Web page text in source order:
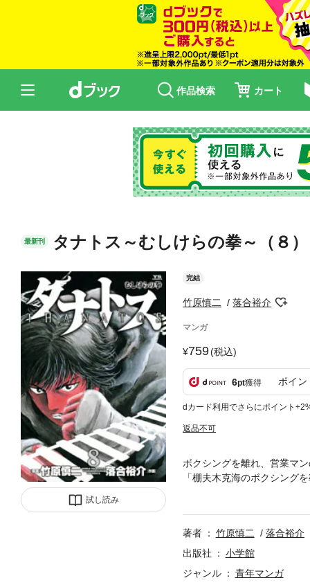
作品検索 カート
最新刊 タナトス～むしけらの拳～（８）
試し読み
完結
竹原慎二 落合裕介
マンガ
759(税込)
6pt獲得 ポイン
dカード利用でさらにポイント
返品不可
ボクシングを離れ、営業マ
「棚夫木克海のボクシング
ームページを見る。すると
著者 竹原慎二
落合裕介
出版社
小学館
ジャンル
青年マンガ